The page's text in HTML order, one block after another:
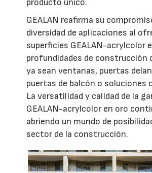
producto único.
GEALAN reafirma su
diversidad de aplicaciones al
superficies GEALAN-acrylcolor
profundidades de construcción
ya sean ventanas, puertas
puertas de balcón o soluciones
La versatilidad y calidad de la
GEALAN-acrylcolor en oro
abriendo un mundo de
sector de la construcción.